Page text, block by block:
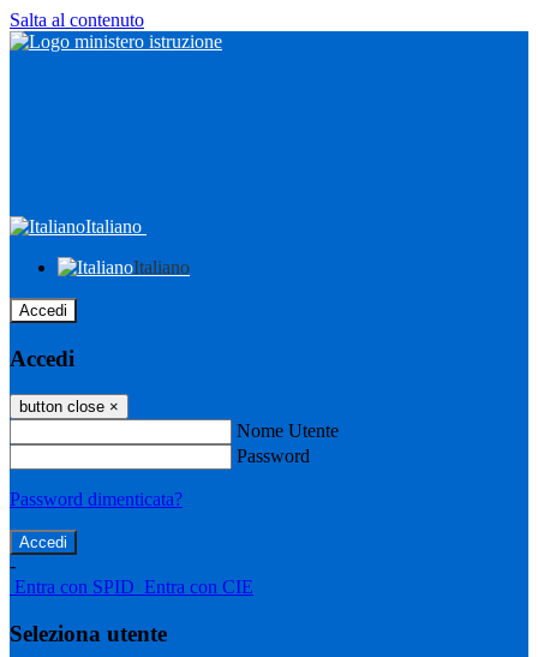
Salta al contenuto
Italiano
Italiano
Accedi
Accedi
button close ×
Nome Utente
Password
Password dimenticata?
-
Entra con SPID Entra con CIE
Seleziona utente